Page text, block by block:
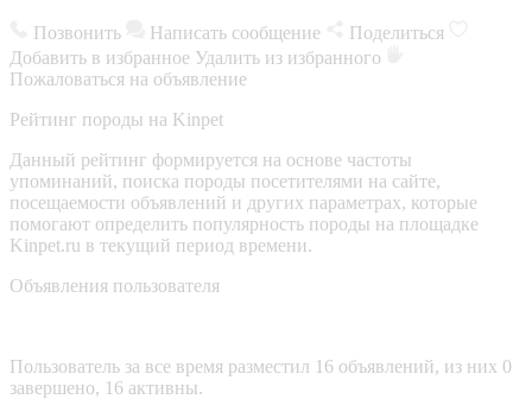
Позвонить Написать сообщение
Поделиться
Добавить в избранное Удалить из избранного
Пожаловаться на объявление
Рейтинг породы на Kinpet
Данный рейтинг формируется на основе частоты
упоминаний, поиска породы посетителями на сайте,
посещаемости объявлений и других параметрах, которые
помогают определить популярность породы на площадке
Kinpet.ru в текущий период времени.
Объявления пользователя
Пользователь за все время разместил 16 объявлений, из них 0
завершено, 16 активны.